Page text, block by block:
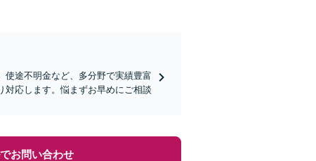
使途不明金など、多分野で実績豊富
対応します。悩まずお早めにご相談
お問い合わせ